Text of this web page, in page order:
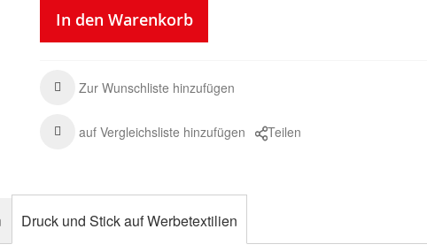
In den Warenkorb
Zur Wunschliste hinzufügen
auf Vergleichsliste hinzufügen Teilen
Druck und Stick auf Werbetextilien